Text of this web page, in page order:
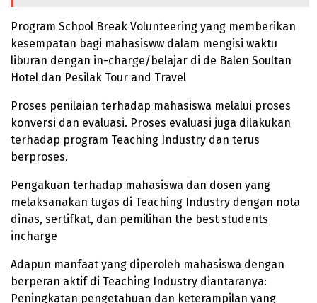
Program School Break Volunteering yang memberikan
kesempatan bagi mahasisww dalam mengisi waktu
liburan dengan in-charge/belajar di de Balen Soultan
Hotel dan Pesilak Tour and Travel
Proses penilaian terhadap mahasiswa melalui proses
konversi dan evaluasi. Proses evaluasi juga dilakukan
terhadap program Teaching Industry dan terus
berproses.
Pengakuan terhadap mahasiswa dan dosen yang
melaksanakan tugas di Teaching Industry dengan nota
dinas, sertifkat, dan pemilihan the best students
incharge
Adapun manfaat yang diperoleh mahasiswa dengan
berperan aktif di Teaching Industry diantaranya:
Peningkatan pengetahuan dan keterampilan yang